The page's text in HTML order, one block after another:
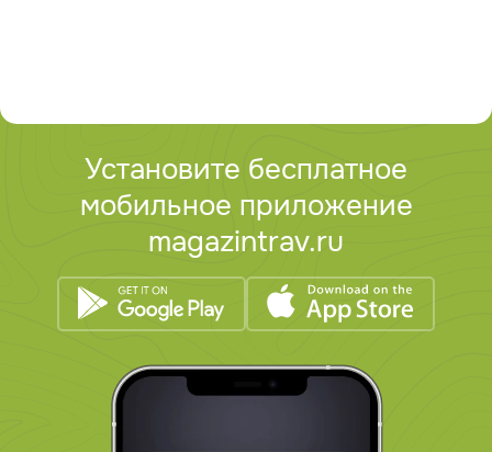
Установите бесплатное
мобильное приложение
magazintrav.ru